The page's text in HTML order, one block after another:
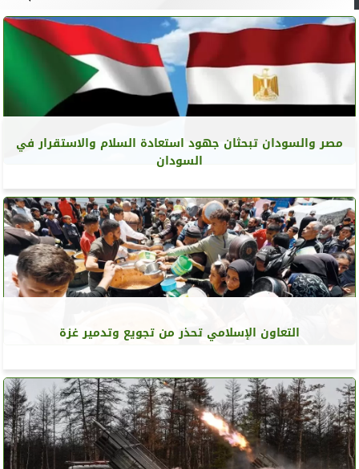
مصر والسودان تبحثان جهود استعادة السلام والاستقرار في
السودان
التعاون الإسلامي تحذر من تجويع وتدمير غزة